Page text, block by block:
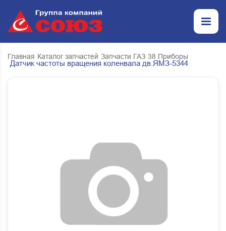
Главная Каталог запчастей Запчасти ГАЗ 38 Приборы
Датчик частоты вращения коленвала дв.ЯМЗ-5344